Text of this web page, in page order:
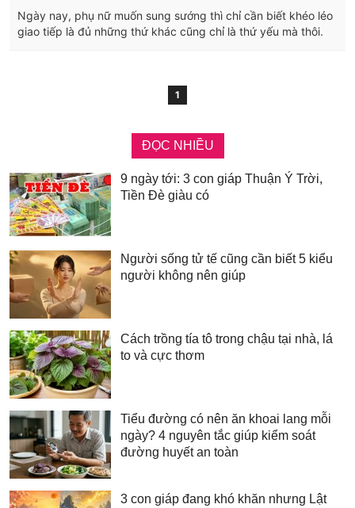
Ngày nay, phụ nữ muốn sung sướng thì chỉ cần biết khéo léo
giao tiếp là đủ những thứ khác cũng chỉ là thứ yếu mà thôi.
1
ĐỌC NHIỀU
9 ngày tới: 3 con giáp Thuận Ý Trời,
Tiền Đè giàu có
Người sống tử tế cũng cần biết 5 kiểu
người không nên giúp
Cách trồng tía tô trong chậu tại nhà, lá
to và cực thơm
Tiểu đường có nên ăn khoai lang mỗi
ngày? 4 nguyên tắc giúp kiểm soát
đường huyết an toàn
3 con giáp đang khó khăn nhưng Lật